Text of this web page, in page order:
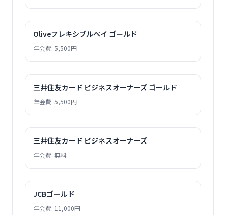
Oliveフレキシブルペイ ゴールド
年会費: 5,500円
三井住友カード ビジネスオーナーズ ゴールド
年会費: 5,500円
三井住友カード ビジネスオーナーズ
年会費: 無料
JCBゴールド
年会費: 11,000円